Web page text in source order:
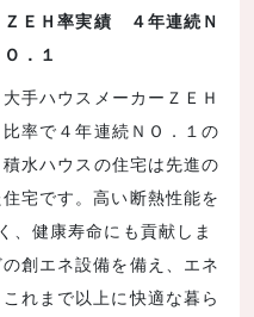
ＺＥＨ率実績 ４年連続Ｎ
Ｏ．１
大手ハウスメーカーＺＥＨ
比率で４年連続ＮＯ．１の
積水ハウスの住宅は先進の
宅です。高い断熱性能を
、健康寿命にも貢献しま
創エネ設備を備え、エネ
れまで以上に快適な暮ら